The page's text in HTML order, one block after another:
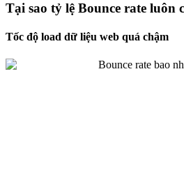
Tại sao tỷ lệ Bounce rate luôn
Tốc độ load dữ liệu web quá chậm